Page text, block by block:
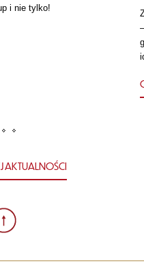
i nie tylko!
AKTUALNOŚCI